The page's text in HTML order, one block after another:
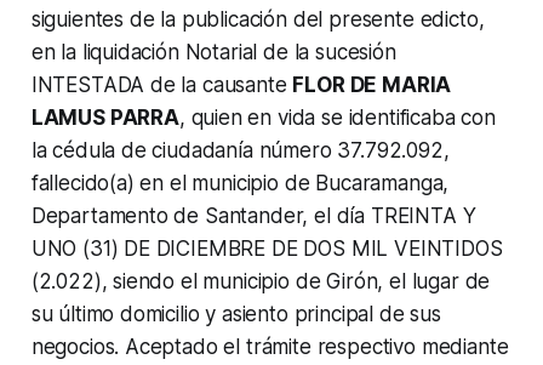
siguientes de la publicación del presente edicto,
en la liquidación Notarial de la sucesión
INTESTADA de la causante FLOR DE MARIA
LAMUS PARRA, quien en vida se identificaba con
la cédula de ciudadanía número 37.792.092,
fallecido(a) en el municipio de Bucaramanga,
Departamento de Santander, el día TREINTA Y
UNO (31) DE DICIEMBRE DE DOS MIL VEINTIDOS
(2.022), siendo el municipio de Girón, el lugar de
su último domicilio y asiento principal de sus
negocios. Aceptado el trámite respectivo mediante